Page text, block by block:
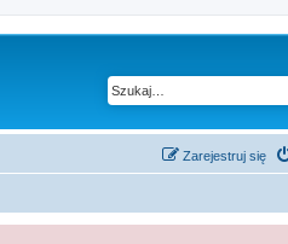
Zarejestruj się